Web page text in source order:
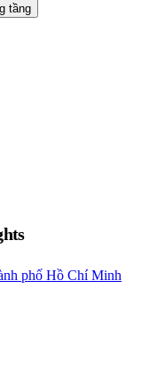
tầng
phố Hồ Chí Minh